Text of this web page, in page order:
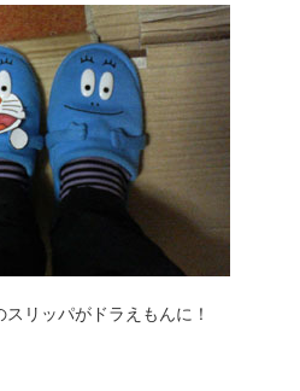
リッパがドラえもんに！